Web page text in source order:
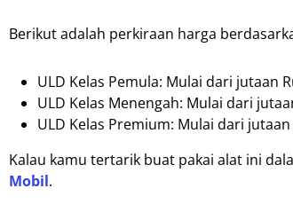
Berikut adalah perkiraan harga
ULD Kelas Pemula: Mulai dari jutaan
ULD Kelas Menengah: Mulai dari
ULD Kelas Premium: Mulai dari
Kalau kamu tertarik buat pakai alat ini
Mobil.